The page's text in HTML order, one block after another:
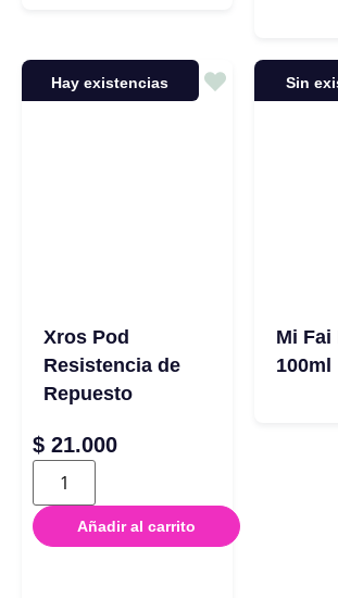
Hay existencias
Xros Pod
Resistencia de
Repuesto
$ 21.000
Añadir al carrito
Sin
Mi Fai
100ml